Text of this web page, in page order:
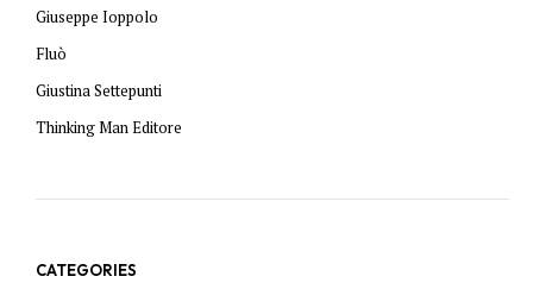
Giuseppe Ioppolo
Fluò
Giustina Settepunti
Thinking Man Editore
CATEGORIES